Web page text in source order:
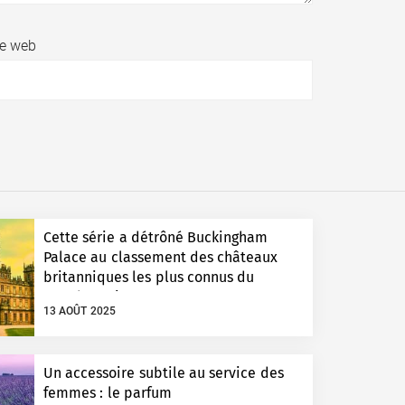
web
Cette série a détrôné Buckingham
Palace au classement des châteaux
britanniques les plus connus du
13 AOÛT 2025
Un accessoire subtile au service des
femmes : le parfum